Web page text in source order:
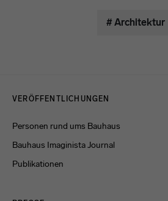
# Architektur
VERÖFFENTLICHUNGEN
Personen rund ums Bauhaus
Bauhaus Imaginista Journal
Publikationen